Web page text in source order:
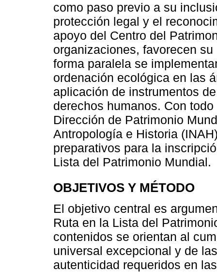
como paso previo a su
protección legal y el
apoyo del Centro del
organizaciones, favorecen
forma paralela se
ordenación ecológica en las
aplicación de instrumentos
derechos humanos. Con
Dirección de Patrimonio
Antropología e Historia
preparativos para la
Lista del Patrimonio Mundial.
OBJETIVOS Y MÉTODO
El objetivo central es
Ruta en la Lista del
contenidos se orientan al
universal excepcional y de
autenticidad requeridos en